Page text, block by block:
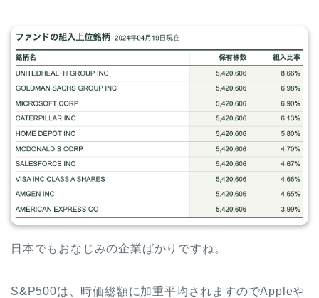
日本でもおなじみの企業ばかりですね。
S&P500は、時価総額に加重平均されますのでAppleや